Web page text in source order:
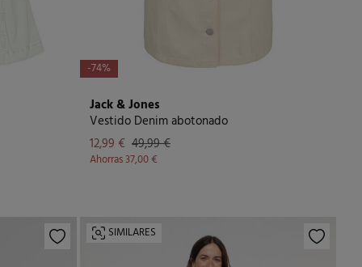
-74%
Jack & Jones
Vestido Denim abotonado
12,99 € 49,99 €
Ahorras37,00 €
SIMILARES